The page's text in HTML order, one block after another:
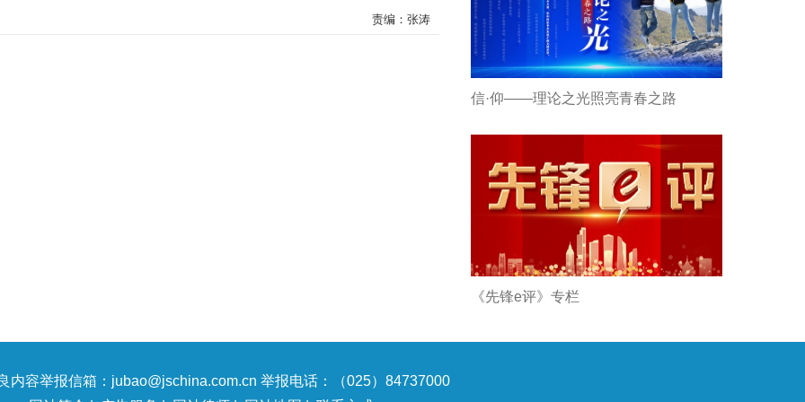
责编：张涛
信·仰——理论之光照亮青春之路
《先锋e评》专栏
内容举报信箱：jubao@jschina.com.cn 举报电话：（025）84737000